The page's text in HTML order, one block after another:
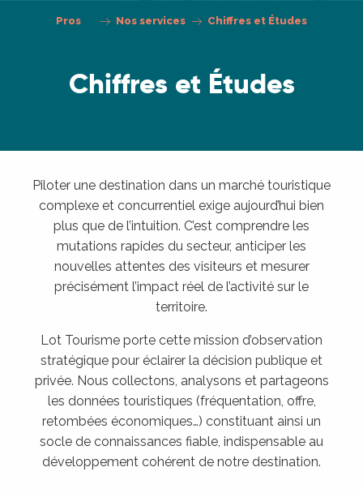
Pros Nos services Chiffres et Études
Chiffres et Études
Piloter une destination dans un marché touristique
complexe et concurrentiel exige aujourd’hui bien
plus que de l’intuition. C’est comprendre les
mutations rapides du secteur, anticiper les
nouvelles attentes des visiteurs et mesurer
précisément l’impact réel de l’activité sur le
territoire.
Lot Tourisme porte cette mission d’observation
stratégique pour éclairer la décision publique et
privée. Nous collectons, analysons et partageons
les données touristiques (fréquentation, offre,
retombées économiques…) constituant ainsi un
socle de connaissances fiable, indispensable au
développement cohérent de notre destination.